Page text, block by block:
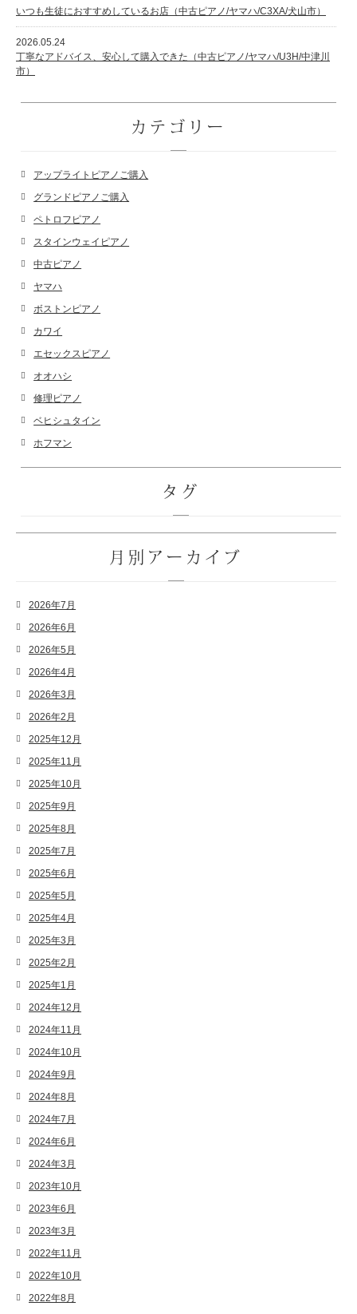
いつも生徒におすすめしているお店（中古ピアノ/ヤマハ/C3XA/犬山市）
2026.05.24
丁寧なアドバイス、安心して購入できた（中古ピアノ/ヤマハ/U3H/中津川
市）
カテゴリー
アップライトピアノご購入
グランドピアノご購入
ペトロフピアノ
スタインウェイピアノ
中古ピアノ
ヤマハ
ボストンピアノ
カワイ
エセックスピアノ
オオハシ
修理ピアノ
ベヒシュタイン
ホフマン
タグ
月別アーカイブ
2026年7月
2026年6月
2026年5月
2026年4月
2026年3月
2026年2月
2025年12月
2025年11月
2025年10月
2025年9月
2025年8月
2025年7月
2025年6月
2025年5月
2025年4月
2025年3月
2025年2月
2025年1月
2024年12月
2024年11月
2024年10月
2024年9月
2024年8月
2024年7月
2024年6月
2024年3月
2023年10月
2023年6月
2023年3月
2022年11月
2022年10月
2022年8月